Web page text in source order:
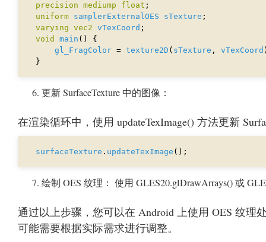
precision mediump float
uniform samplerExternalOES sTexture
varying vec2 vTexCoord
void
main
gl_FragColor = texture2D ( sTexture , vTexCoord
更新 SurfaceTexture 中的图像：
在渲染循环中，使用 updateTexImage() 方法更新
surfaceTexture . updateTexImage
绘制 OES 纹理： 使用 GLES20.glDrawArrays() 或
通过以上步骤，您可以在 Android 上使用 OES 纹
可能需要根据实际需求进行调整。